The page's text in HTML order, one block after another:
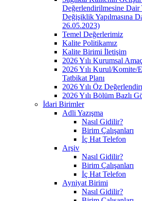
Değerlendirilmesine Dair
Değişiklik Yapılmasına
26.05.2023)
Temel Değerlerimiz
Kalite Politikamız
Kalite Birimi İletişim
2026 Yılı Kurumsal
2026 Yılı Kurul/Komite/
Tatbikat Planı
2026 Yılı Öz
2026 Yılı Bölüm Bazlı
İdari Birimler
Adli Yazışma
Nasıl Gidilir?
Birim Çalışanları
İç Hat Telefon
Arşiv
Nasıl Gidilir?
Birim Çalışanları
İç Hat Telefon
Ayniyat Birimi
Nasıl Gidilir?